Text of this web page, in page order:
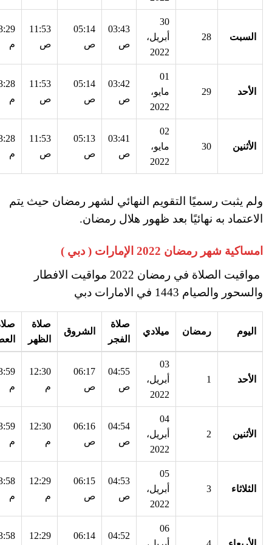
السبت 28
30
أبريل،
2022
03:43
ص
05:14
ص
11:53
ص
م
الأحد 29
01
مايو،
2022
03:42
ص
05:14
ص
11:53
ص
م
الأثنين 30
02
مايو،
2022
03:41
ص
05:13
ص
11:53
ص
م
ولم يثبت رسميًا التقويم النهائي لشهر رمضان حيث يتم
الاعتماد به نهائيًا بعد ظهور هلال رمضان.
امساكية شهر رمضان 2022 الإمارات ( دبي )
مواقيت الصلاة في رمضان 2022 مواقيت الافطار
والسحور والصيام 1443 في الامارات دبي
اليوم رمضان ميلادي
صلاة
الفجر
الشروق
صلاة
الظهر
الأحد 1
03
أبريل،
2022
04:55
ص
06:17
ص
12:30
م
م
الأثنين 2
04
أبريل،
2022
04:54
ص
06:16
ص
12:30
م
م
الثلاثاء 3
05
أبريل،
2022
04:53
ص
06:15
ص
12:29
م
م
06
04:52
06:14
12:29